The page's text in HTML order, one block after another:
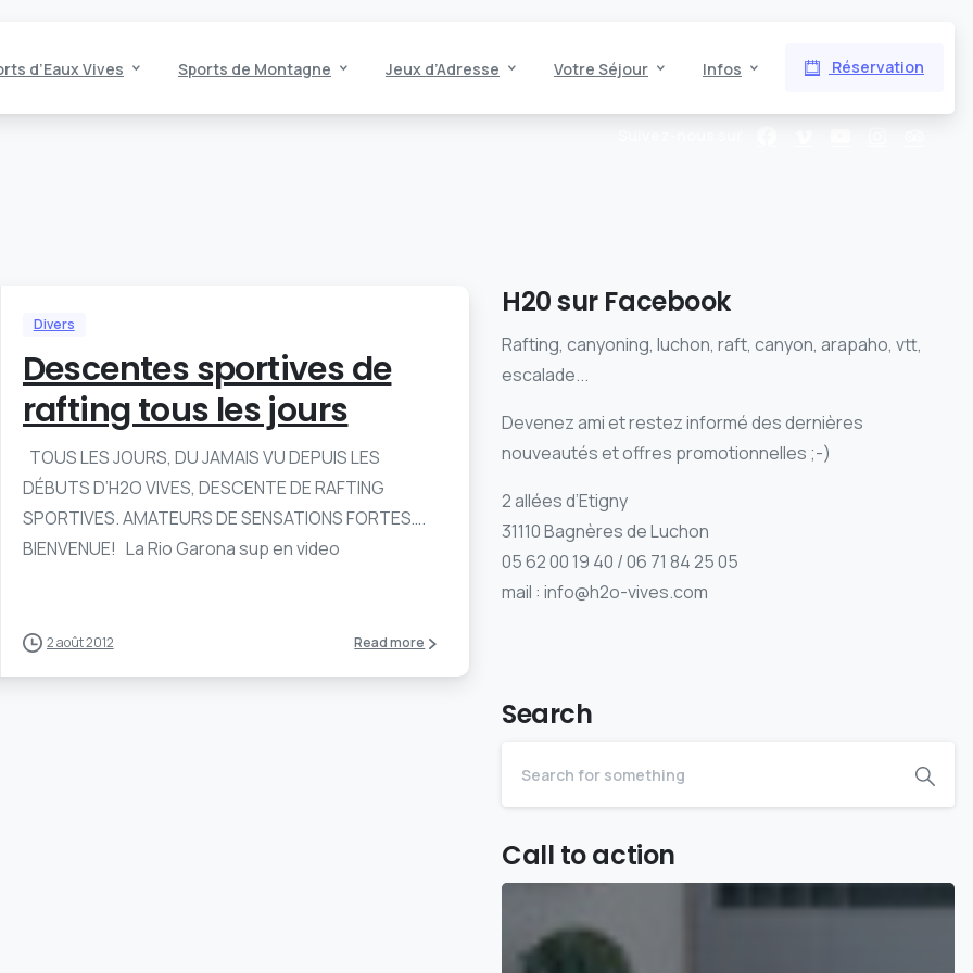
d’Eaux Vives Sports de Montagne Jeux d’Adresse Votre Séjour Infos Réservation
Divers
Descentes sportives de
rafting tous les jours
TOUS LES JOURS, DU JAMAIS VU DEPUIS LES
DÉBUTS D’H2O VIVES, DESCENTE DE RAFTING
SPORTIVES. AMATEURS DE SENSATIONS FORTES….
BIENVENUE! La Rio Garona sup en video
2 août 2012 Read more
H20 sur Facebook
Rafting, canyoning, luchon, raft, canyon, arapaho, vtt,
escalade...
Devenez ami et restez informé des dernières
nouveautés et offres promotionnelles ;-)
2 allées d’Etigny
31110 Bagnères de Luchon
05 62 00 19 40 / 06 71 84 25 05
mail : info@h2o-vives.com
Search
Call to action